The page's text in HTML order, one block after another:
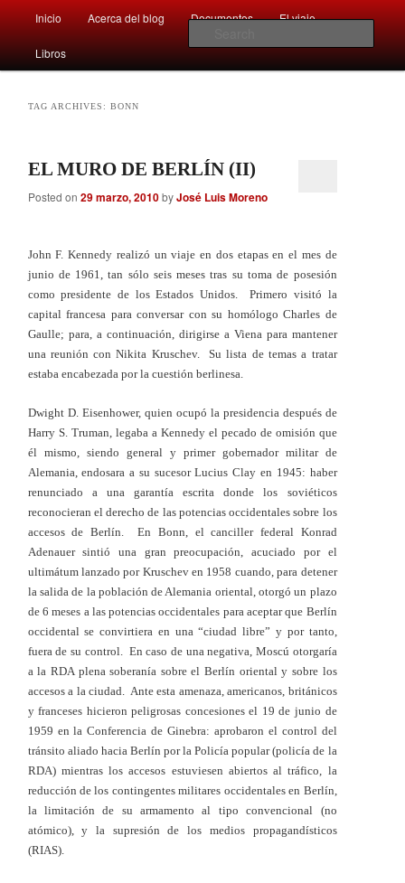
Afán por saber
nos rodea
Main
menu
Skip
to
Skip
to
Inicio Acerca del blog Documentos El viaje …
Libros
TAG ARCHIVES: BONN
EL MURO DE BERLÍN (II)
Posted on 29 marzo, 2010byJosé Luis Moreno
John F. Kennedy realizó un viaje en dos etapas en el mes de
junio de 1961, tan sólo seis meses tras su toma de posesión
como presidente de los Estados Unidos. Primero visitó la
capital francesa para conversar con su homólogo Charles de
Gaulle; para, a continuación, dirigirse a Viena para mantener
una reunión con Nikita Kruschev. Su lista de temas a tratar
estaba encabezada por la cuestión berlinesa.
Dwight D. Eisenhower, quien ocupó la presidencia después de
Harry S. Truman, legaba a Kennedy el pecado de omisión que
él mismo, siendo general y primer gobernador militar de
Alemania, endosara a su sucesor Lucius Clay en 1945: haber
renunciado a una garantía escrita donde los soviéticos
reconocieran el derecho de las potencias occidentales sobre los
accesos de Berlín. En Bonn, el canciller federal Konrad
Adenauer sintió una gran preocupación, acuciado por el
ultimátum lanzado por Kruschev en 1958 cuando, para detener
la salida de la población de Alemania oriental, otorgó un plazo
de 6 meses a las potencias occidentales para aceptar que Berlín
occidental se convirtiera en una “ciudad libre” y por tanto,
fuera de su control. En caso de una negativa, Moscú otorgaría
a la RDA plena soberanía sobre el Berlín oriental y sobre los
accesos a la ciudad. Ante esta amenaza, americanos, británicos
y franceses hicieron peligrosas concesiones el 19 de junio de
1959 en la Conferencia de Ginebra: aprobaron el control del
tránsito aliado hacia Berlín por la Policía popular (policía de la
RDA) mientras los accesos estuviesen abiertos al tráfico, la
reducción de los contingentes militares occidentales en Berlín,
la limitación de su armamento al tipo convencional (no
atómico), y la supresión de los medios propagandísticos
(RIAS).